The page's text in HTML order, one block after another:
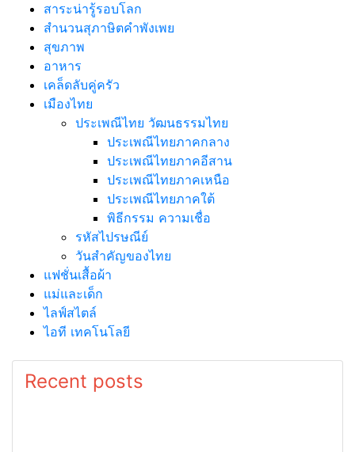
สาระน่ารู้รอบโลก
สำนวนสุภาษิตคำพังเพย
สุขภาพ
อาหาร
เคล็ดลับคู่ครัว
เมืองไทย
ประเพณีไทย วัฒนธรรมไทย
ประเพณีไทยภาคกลาง
ประเพณีไทยภาคอีสาน
ประเพณีไทยภาคเหนือ
ประเพณีไทยภาคใต้
พิธีกรรม ความเชื่อ
รหัสไปรษณีย์
วันสำคัญของไทย
แฟชั่นเสื้อผ้า
แม่และเด็ก
ไลฟ์สไตล์
ไอที เทคโนโลยี
Recent posts